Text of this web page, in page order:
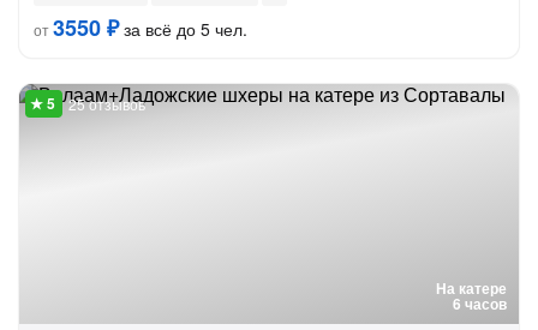
от3550 ₽за всё до 5 чел.
На катере
6 часов
25 отзывов